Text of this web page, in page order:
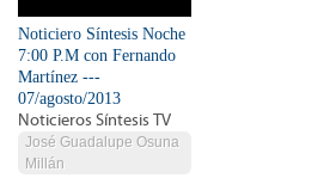
Noticiero Síntesis Noche
7:00 P.M con Fernando
Martínez ---
07/agosto/2013
Noticieros Síntesis TV
José Guadalupe Osuna
Millán